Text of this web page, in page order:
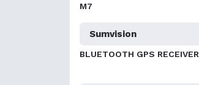
M7
Sumvision
BLUETOOTH GPS RECEIVER